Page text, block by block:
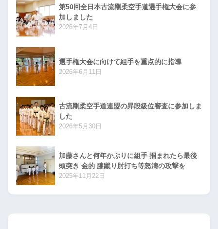
第50回全日本古流剛柔空手道選手権大会に参
加しました
2026年7月4日
選手権大会に向けて組手を重点的に指導
2026年6月11日
古流剛柔空手道連盟の昇段級位審査に参加しま
した
2026年5月30日
加藤さんと何年かぶりに組手 掴まれたら最後
頭突き 金的 膝蹴り肘打ち等怒濤の攻撃を
2025年11月22日